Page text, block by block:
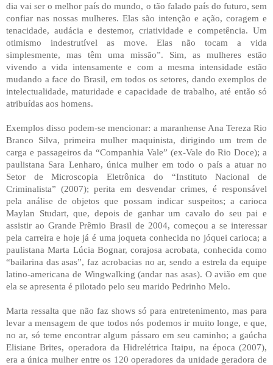
dia vai ser o melhor país do mundo, o tão falado país do futuro, sem
confiar nas nossas mulheres. Elas são intenção e ação, coragem e
tenacidade, audácia e destemor, criatividade e competência. Um
otimismo indestrutível as move. Elas não tocam a vida
simplesmente, mas têm uma missão”. Sim, as mulheres estão
vivendo a vida intensamente e com a mesma intensidade estão
mudando a face do Brasil, em todos os setores, dando exemplos de
intelectualidade, maturidade e capacidade de trabalho, até então só
atribuídas aos homens.
Exemplos disso podem-se mencionar: a maranhense Ana Tereza Rio
Branco Silva, primeira mulher maquinista, dirigindo um trem de
carga e passageiros da “Companhia Vale” (ex-Vale do Rio Doce); a
paulistana Sara Lenharo, única mulher em todo o país a atuar no
Setor de Microscopia Eletrônica do “Instituto Nacional de
Criminalista” (2007); perita em desvendar crimes, é responsável
pela análise de objetos que possam indicar suspeitos; a carioca
Maylan Studart, que, depois de ganhar um cavalo do seu pai e
assistir ao Grande Prêmio Brasil de 2004, começou a se interessar
pela carreira e hoje já é uma joqueta conhecida no jóquei carioca; a
paulistana Marta Lúcia Bognar, corajosa acrobata, conhecida como
“bailarina das asas”, faz acrobacias no ar, sendo a estrela da equipe
latino-americana de Wingwalking (andar nas asas). O avião em que
ela se apresenta é pilotado pelo seu marido Pedrinho Melo.
Marta ressalta que não faz shows só para entretenimento, mas para
levar a mensagem de que todos nós podemos ir muito longe, e que,
no ar, só teme encontrar algum pássaro em seu caminho; a gaúcha
Elisiane Brites, operadora da Hidrelétrica Itaipu, na época (2007),
era a única mulher entre os 120 operadores da unidade geradora de